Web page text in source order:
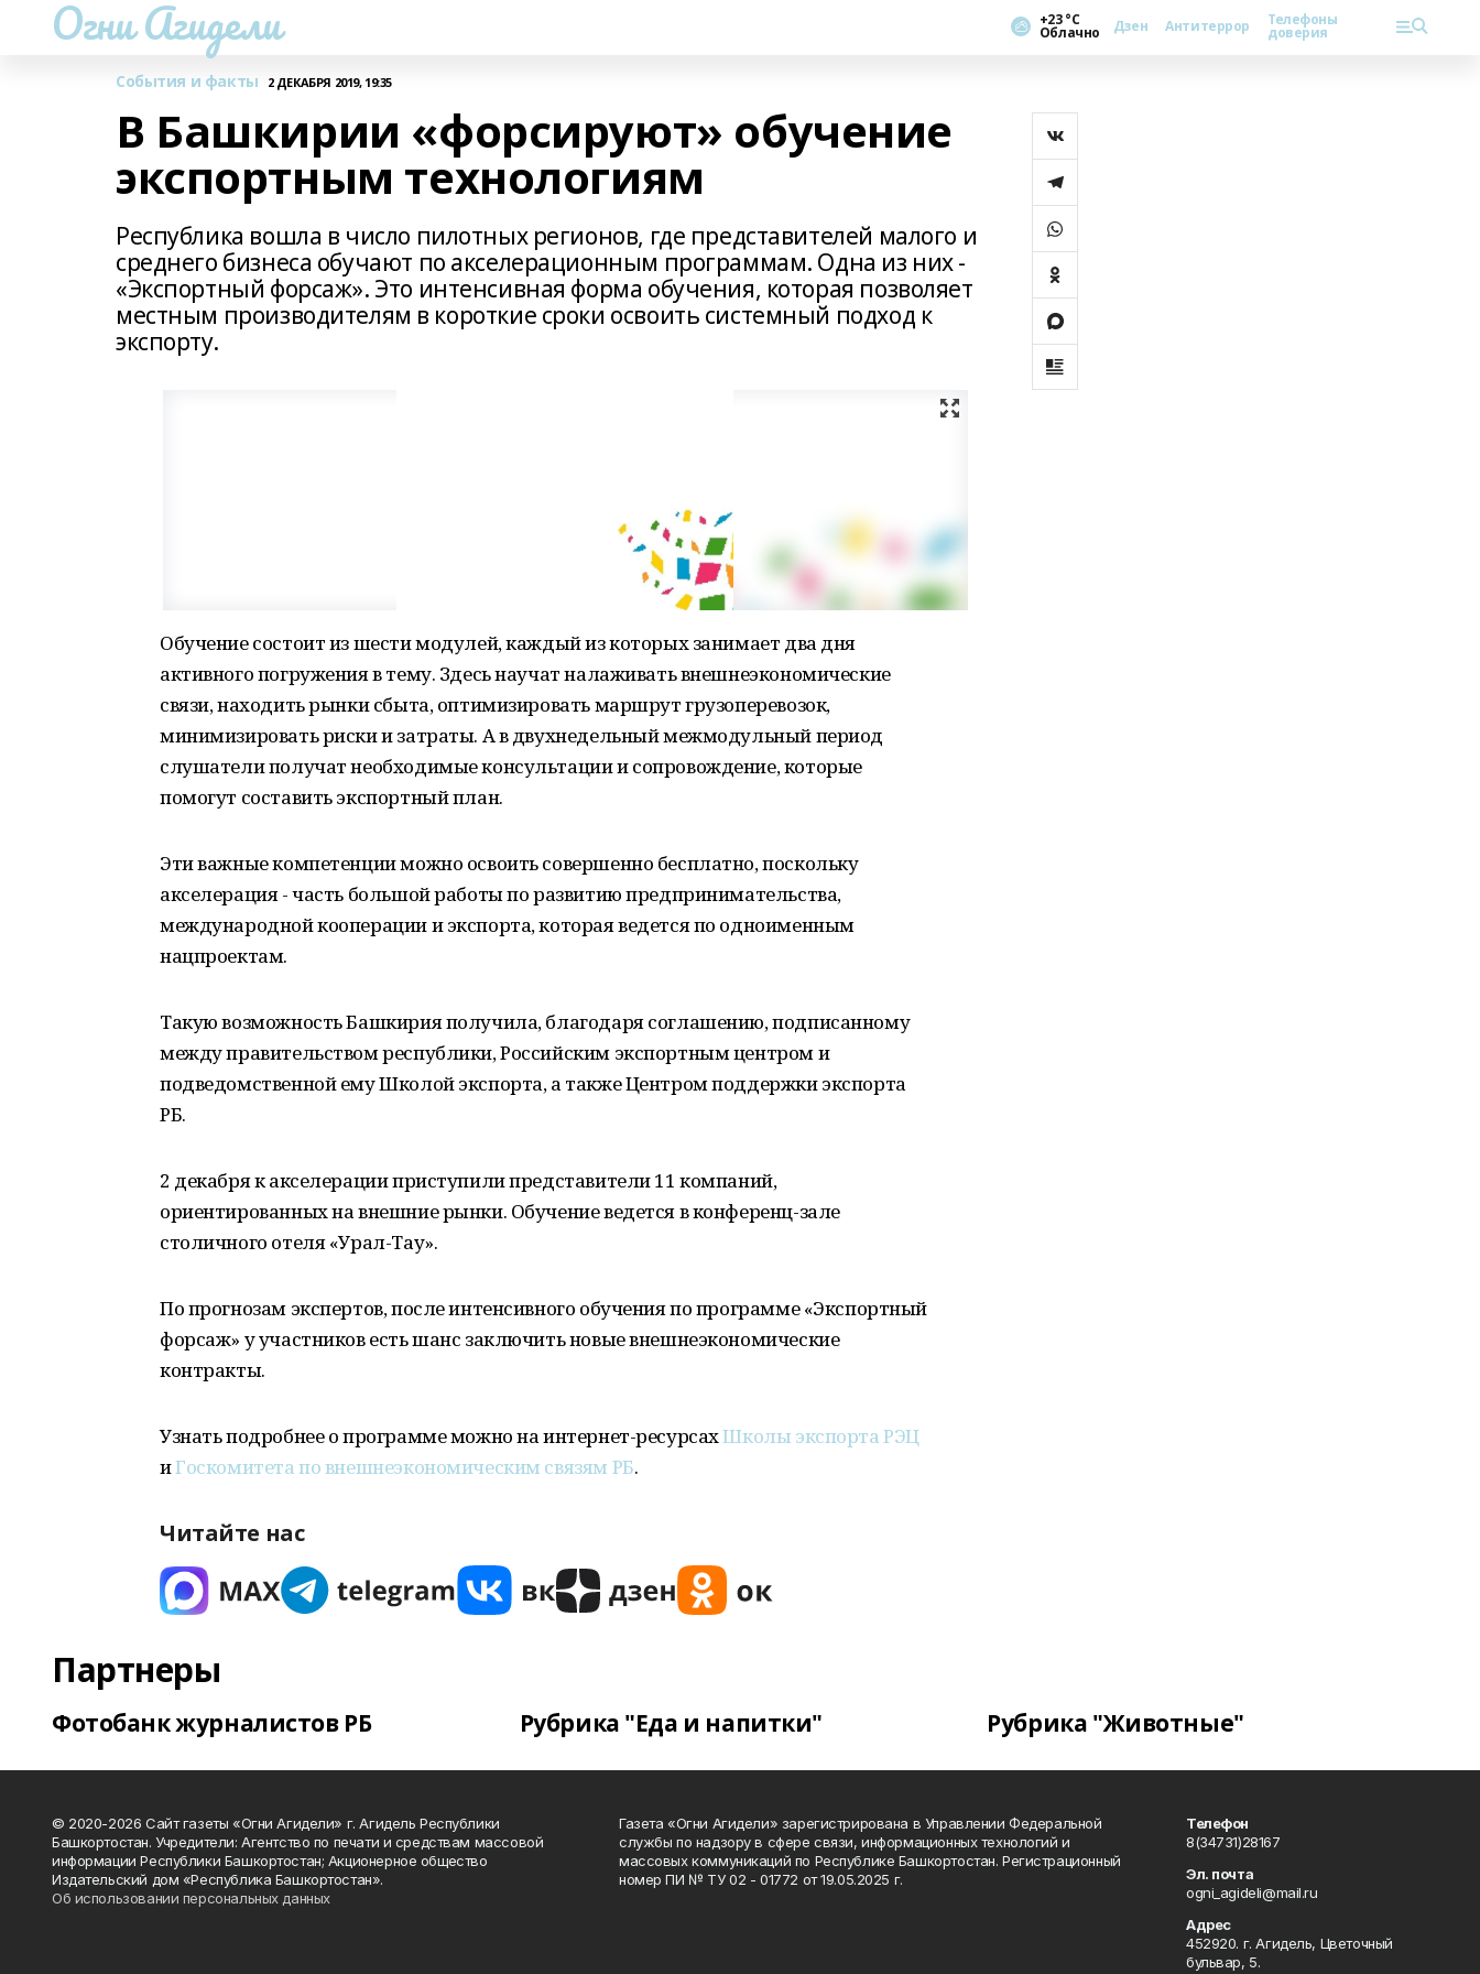
Огни Агидели +23 °С
Облачно Дзен Антитеррор Телефоны
доверия
События и факты 2 ДЕКАБРЯ 2019, 19:35
В Башкирии «форсируют» обучение
экспортным технологиям
Республика вошла в число пилотных регионов, где представителей малого и
среднего бизнеса обучают по акселерационным программам. Одна из них -
«Экспортный форсаж». Это интенсивная форма обучения, которая позволяет
местным производителям в короткие сроки освоить системный подход к
экспорту.
Обучение состоит из шести модулей, каждый из которых занимает два дня
активного погружения в тему. Здесь научат налаживать внешнеэкономические
связи, находить рынки сбыта, оптимизировать маршрут грузоперевозок,
минимизировать риски и затраты. А в двухнедельный межмодульный период
слушатели получат необходимые консультации и сопровождение, которые
помогут составить экспортный план.
Эти важные компетенции можно освоить совершенно бесплатно, поскольку
акселерация - часть большой работы по развитию предпринимательства,
международной кооперации и экспорта, которая ведется по одноименным
нацпроектам.
Такую возможность Башкирия получила, благодаря соглашению, подписанному
между правительством республики, Российским экспортным центром и
подведомственной ему Школой экспорта, а также Центром поддержки экспорта
РБ.
2 декабря к акселерации приступили представители 11 компаний,
ориентированных на внешние рынки. Обучение ведется в конференц-зале
столичного отеля «Урал-Тау».
По прогнозам экспертов, после интенсивного обучения по программе «Экспортный
форсаж» у участников есть шанс заключить новые внешнеэкономические
контракты.
Узнать подробнее о программе можно на интернет-ресурсахШколы экспорта РЭЦ
иГоскомитета по внешнеэкономическим связям РБ.
Читайте нас
Партнеры
Фотобанк журналистов РБ Рубрика "Еда и напитки" Рубрика "Животные"
© 2020-2026 Сайт газеты «Огни Агидели» г. Агидель Республики
Башкортостан. Учредители: Агентство по печати и средствам массовой
информации Республики Башкортостан; Акционерное общество
Издательский дом «Республика Башкортостан».
Об использовании персональных данных
Газета «Огни Агидели» зарегистрирована в Управлении Федеральной
службы по надзору в сфере связи, информационных технологий и
массовых коммуникаций по Республике Башкортостан. Регистрационный
номер ПИ № ТУ 02 - 01772 от 19.05.2025 г.
Телефон
8(34731)28167
Эл. почта
ogni_agideli@mail.ru
Адрес
452920. г. Агидель, Цветочный
бульвар, 5.